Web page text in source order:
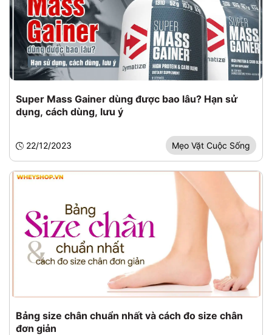
Super Mass Gainer dùng được bao lâu? Hạn sử
dụng, cách dùng, lưu ý
22/12/2023 Mẹo Vặt Cuộc Sống
Bảng size chân chuẩn nhất và cách đo size chân
đơn giản